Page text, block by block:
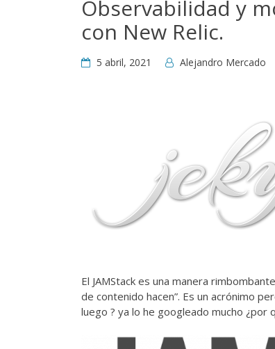
Observabilidad y
con New Relic.
5 abril, 2021 Alejandro Mercado
El JAMStack es una manera
de contenido hacen”. Es un acrónimo
luego ? ya lo he googleado mucho ¿por